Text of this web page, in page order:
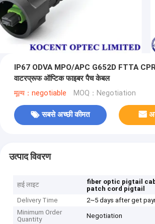
IP67 ODVA MPO/APC G652D FTTA
वाटरप्रूफ ऑप्टिक फाइबर पैच केबल
मूल्य：negotiable MOQ：Negotiation
सबसे अच्छी कीमत
उत्पाद विवरण
हाई लाइट fiber optic pigtail
patch cord pigtail
Delivery Time
2~5 days after get
Minimum Order
Quantity
Negotiation